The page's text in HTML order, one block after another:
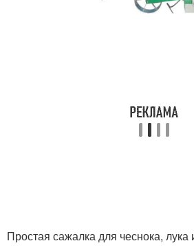
Простая сажалка для чеснока, лука